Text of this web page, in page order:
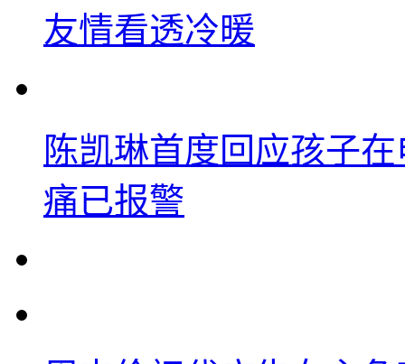
友情看透冷暖
陈凯琳首度回应孩子
痛已报警